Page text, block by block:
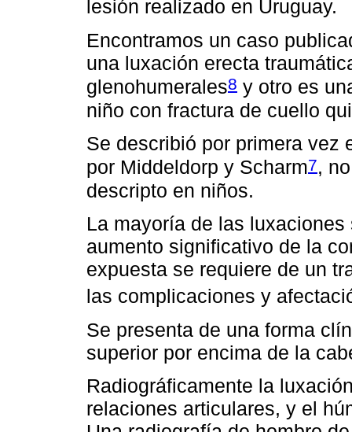
lesión realizado en Uruguay.
Encontramos un caso
una luxación erecta
glenohumerales8 y otro es
niño con fractura de cuello
Se describió por primera vez
por Middeldorp y Scharm7,
descripto en niños.
La mayoría de las
aumento significativo de la
expuesta se requiere de un
las complicaciones y
Se presenta de una forma
superior por encima de la
Radiográficamente la
relaciones articulares, y el